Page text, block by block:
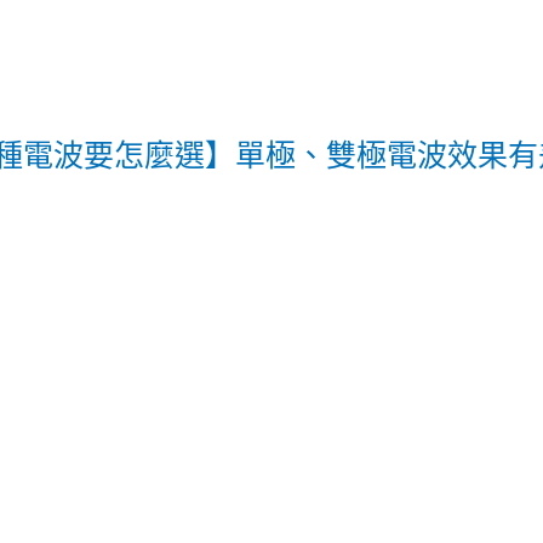
波要怎麼選】單極、雙極電波效果有